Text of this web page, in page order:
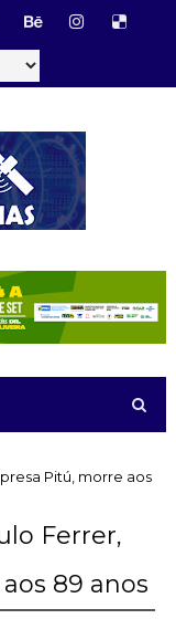
Pitú, morre aos
Ferrer,
89 anos